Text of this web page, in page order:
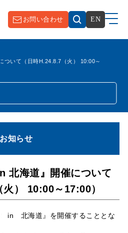
お問い合わせ EN
ついて（日時H.24.8.7（火） 10:00～
お知らせ
北海道』開催について
火） 10:00～17:00）
in 北海道』を開催することとな